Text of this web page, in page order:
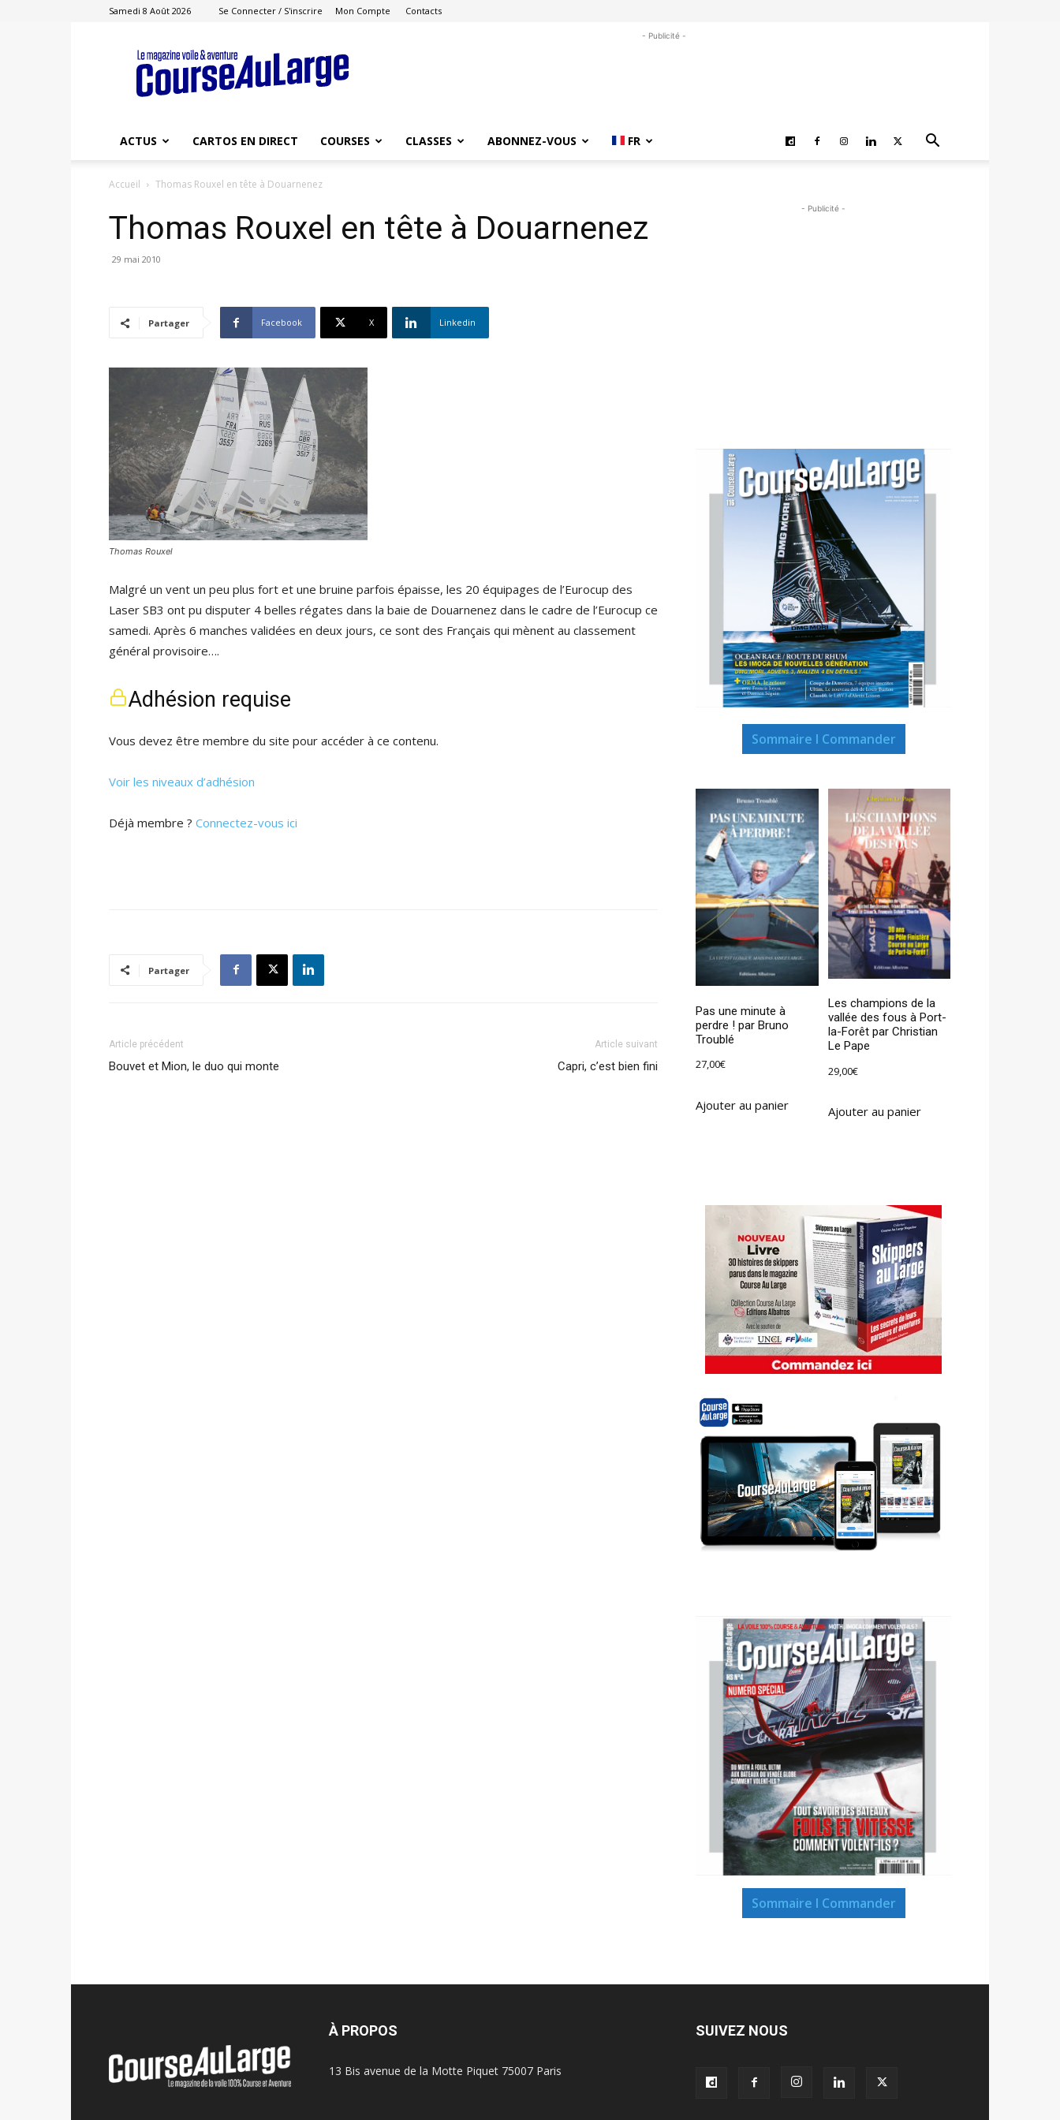
Samedi 8 Août 2026 Se Connecter / S'inscrire Mon Compte Contacts
Course
au
Large
- Publicité -
ACTUS CARTOS EN DIRECT COURSES CLASSES ABONNEZ-VOUS FR
Accueil Thomas Rouxel en tête à Douarnenez
Thomas Rouxel en tête à Douarnenez
29 mai 2010
Partager Facebook X Linkedin
Thomas Rouxel
Malgré un vent un peu plus fort et une bruine parfois épaisse, les 20 équipages de l’Eurocup des
Laser SB3 ont pu disputer 4 belles régates dans la baie de Douarnenez dans le cadre de l’Eurocup ce
samedi. Après 6 manches validées en deux jours, ce sont des Français qui mènent au classement
général provisoire….
Adhésion requise
Vous devez être membre du site pour accéder à ce contenu.
Voir les niveaux d’adhésion
Déjà membre ? Connectez-vous ici
Partager
Article précédent
Bouvet et Mion, le duo qui monte
Article suivant
Capri, c’est bien fini
- Publicité -
Sommaire I Commander
Pas une minute à
perdre ! par Bruno
Troublé
27,00€
Ajouter au panier
Les champions de la
vallée des fous à Port-
la-Forêt par Christian
Le Pape
29,00€
Ajouter au panier
Sommaire I Commander
À PROPOS
13 Bis avenue de la Motte Piquet 75007 Paris
SUIVEZ NOUS